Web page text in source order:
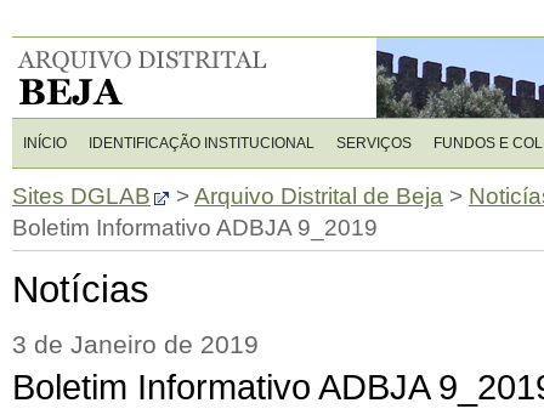
INÍCIO IDENTIFICAÇÃO INSTITUCIONAL SERVIÇOS FUNDOS E
Sites DGLAB >Arquivo Distrital de Beja >
Boletim Informativo ADBJA 9_2019
Notícias
3 de Janeiro de 2019
Boletim Informativo ADBJA